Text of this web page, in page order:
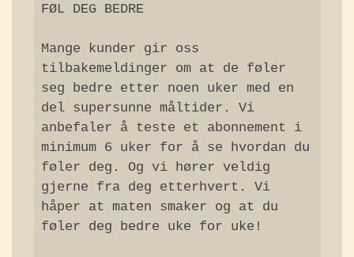
FØL DEG BEDRE
Mange kunder gir oss
tilbakemeldinger om at de føler
seg bedre etter noen uker med en
del supersunne måltider. Vi
anbefaler å teste et abonnement i
minimum 6 uker for å se hvordan du
føler deg. Og vi hører veldig
gjerne fra deg etterhvert. Vi
håper at maten smaker og at du
føler deg bedre uke for uke!